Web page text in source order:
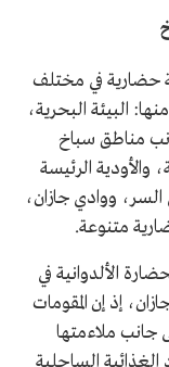
حضارية في مختلف
البيئة البحرية،
مناطق سباخ
والأودية الرئيسة
ووادي جازان،
متنوعة.
الألدوانية في
إذ إن المقومات
جانب ملاءمتها
الساحلية